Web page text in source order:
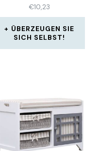
WANDPANEEL
€10,23
ÜBERZEUGEN SIE
SICH SELBST!